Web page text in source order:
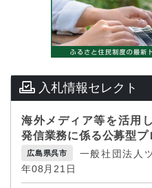
入札情報セレクト
海外メディア等を活用
発信業務に係る公募型
広島県呉市
一般社団法人
年08月21日